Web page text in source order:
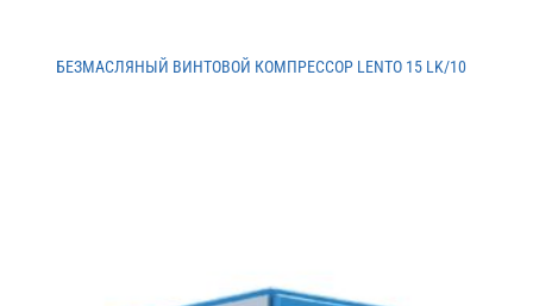
БЕЗМАСЛЯНЫЙ ВИНТОВОЙ КОМПРЕССОР LENTO 15 LK/10